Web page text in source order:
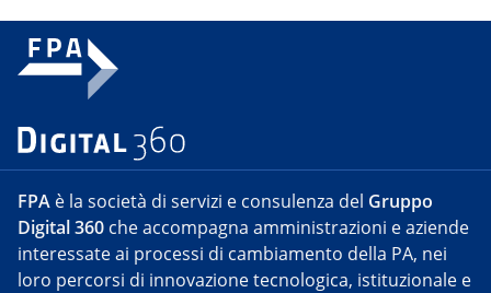
FPA è la società di servizi e consulenza del Gruppo
Digital 360 che accompagna amministrazioni e aziende
interessate ai processi di cambiamento della PA, nei
loro percorsi di innovazione tecnologica, istituzionale e